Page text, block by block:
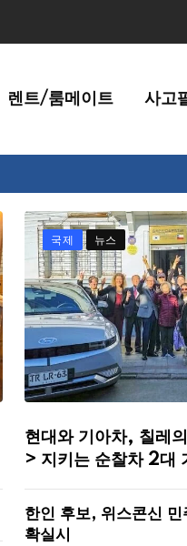
렌트/룸메이트 사고
국제 뉴스
현대와 기아차, 칠레
> 지키는 순찰차 2대
한인 후보, 위스콘신
확실시